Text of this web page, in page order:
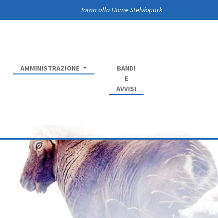
Torna alla Home Stelviopark
AMMINISTRAZIONE
BANDI
E
AVVISI